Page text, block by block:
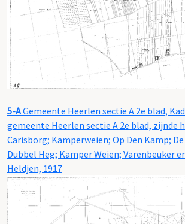
5-AGemeente Heerlen sectie A 2e blad,
gemeente Heerlen sectie A 2e blad, zijnde
Carisborg; Kamperweien; Op Den Kamp;
Dubbel Heg; Kamper Weien; Varenbeuker
Heldjen, 1917